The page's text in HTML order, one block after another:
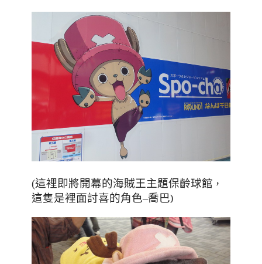
(這裡即將開幕的海賊王主題保齡球館 ，
這隻是裡面討喜的角色–喬巴)